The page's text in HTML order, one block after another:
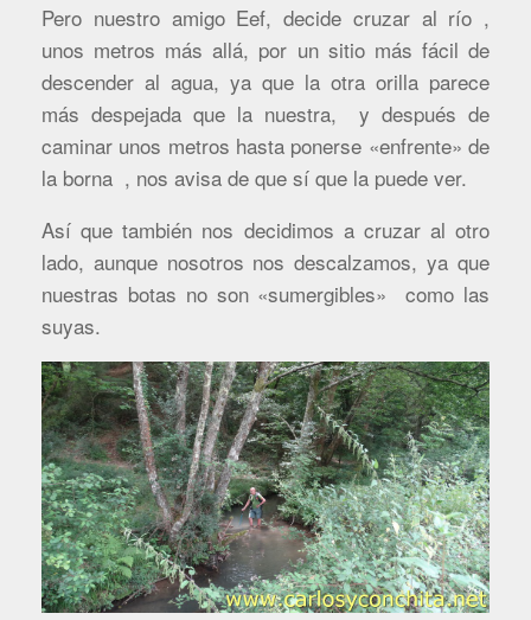
Pero nuestro amigo Eef, decide cruzar al río ,
unos metros más allá, por un sitio más fácil de
descender al agua, ya que la otra orilla parece
más despejada que la nuestra, y después de
caminar unos metros hasta ponerse «enfrente» de
la borna , nos avisa de que sí que la puede ver.
Así que también nos decidimos a cruzar al otro
lado, aunque nosotros nos descalzamos, ya que
nuestras botas no son «sumergibles» como las
suyas.